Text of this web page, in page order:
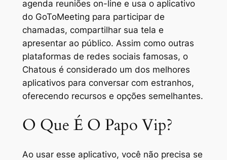
agenda reuniões on-line e usa o aplicativo
do GoToMeeting para participar de
chamadas, compartilhar sua tela e
apresentar ao público. Assim como outras
plataformas de redes sociais famosas, o
Chatous é considerado um dos melhores
aplicativos para conversar com estranhos,
oferecendo recursos e opções semelhantes.
O Que É O Papo Vip?
Ao usar esse aplicativo, você não precisa se